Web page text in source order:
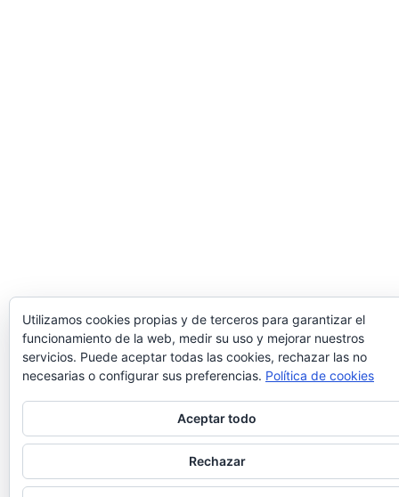
Utilizamos cookies propias y de terceros para garantizar el
funcionamiento de la web, medir su uso y mejorar nuestros
servicios. Puede aceptar todas las cookies, rechazar las no
necesarias o configurar sus preferencias. Política de cookies
Aceptar todo
Rechazar
Para obtener más información, incluido cómo gestionar las cookies,